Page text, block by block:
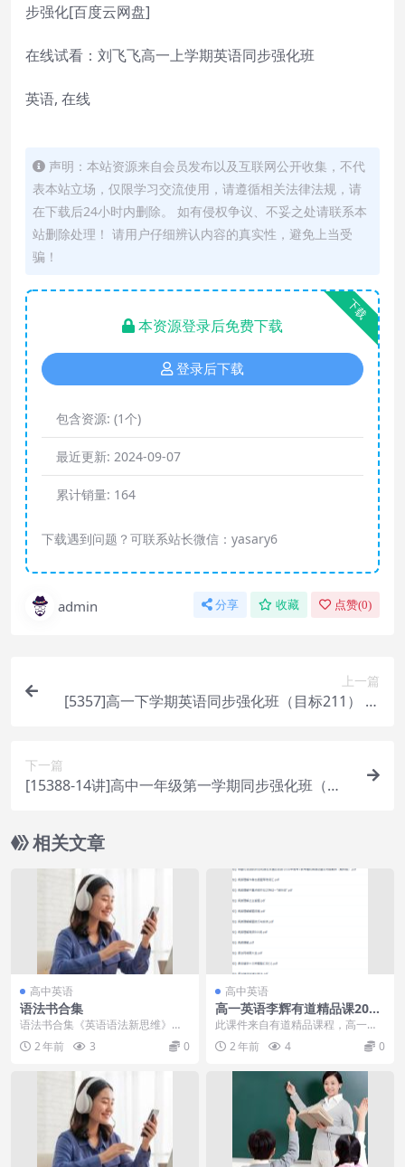
步强化[百度云网盘]
在线试看：刘飞飞高一上学期英语同步强化班
英语, 在线
声明：本站资源来自会员发布以及互联网公开收集，不代
表本站立场，仅限学习交流使用，请遵循相关法律法规，请
在下载后24小时内删除。 如有侵权争议、不妥之处请联系本
站删除处理！ 请用户仔细辨认内容的真实性，避免上当受
骗！
下载
本资源登录后免费下载
登录后下载
包含资源: (1个)
最近更新: 2024-09-07
累计销量: 164
下载遇到问题？可联系站长微信：yasary6
admin 分享 收藏 点赞(0)
上一篇
[5357]高一下学期英语同步强化班（目标211） 高
下一篇
[15388-14讲]高中一年级第一学期同步强化班（沪
相关文章
高中英语
语法书合集
语法书合集《英语语法新思维》三
册《朗文高级语法》《语法俱乐
部》等 写作指南，翻译...
2 年前 3 0
高中英语
高一英语李辉有道精品课2021
年寒假班课程
此课件来自有道精品课程，高一英
语李辉2021年寒假班课程。此课件
主要知识点包括：...
2 年前 4 0